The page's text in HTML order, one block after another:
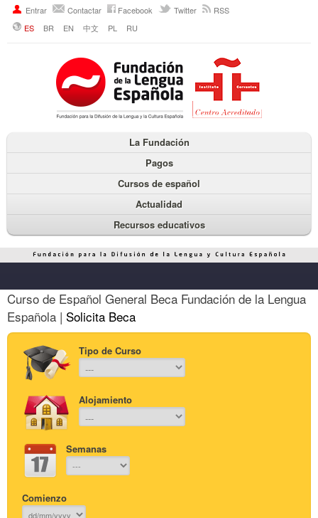
Entrar Contactar Facebook Twitter
RSS
ES
BR EN 中文 PL RU
La Fundación
Pagos
Cursos de español
Actualidad
Recursos educativos
Curso de Español General Beca Fundación de la Lengua
Española | Solicita Beca
Tipo de Curso
Alojamiento
Semanas
Comienzo